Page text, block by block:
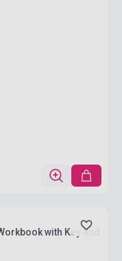
with Key and